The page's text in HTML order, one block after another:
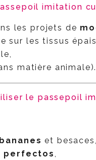
imitation
les projets de
sur les tissus
matière animale).
le passepoil
et besaces,
perfectos,